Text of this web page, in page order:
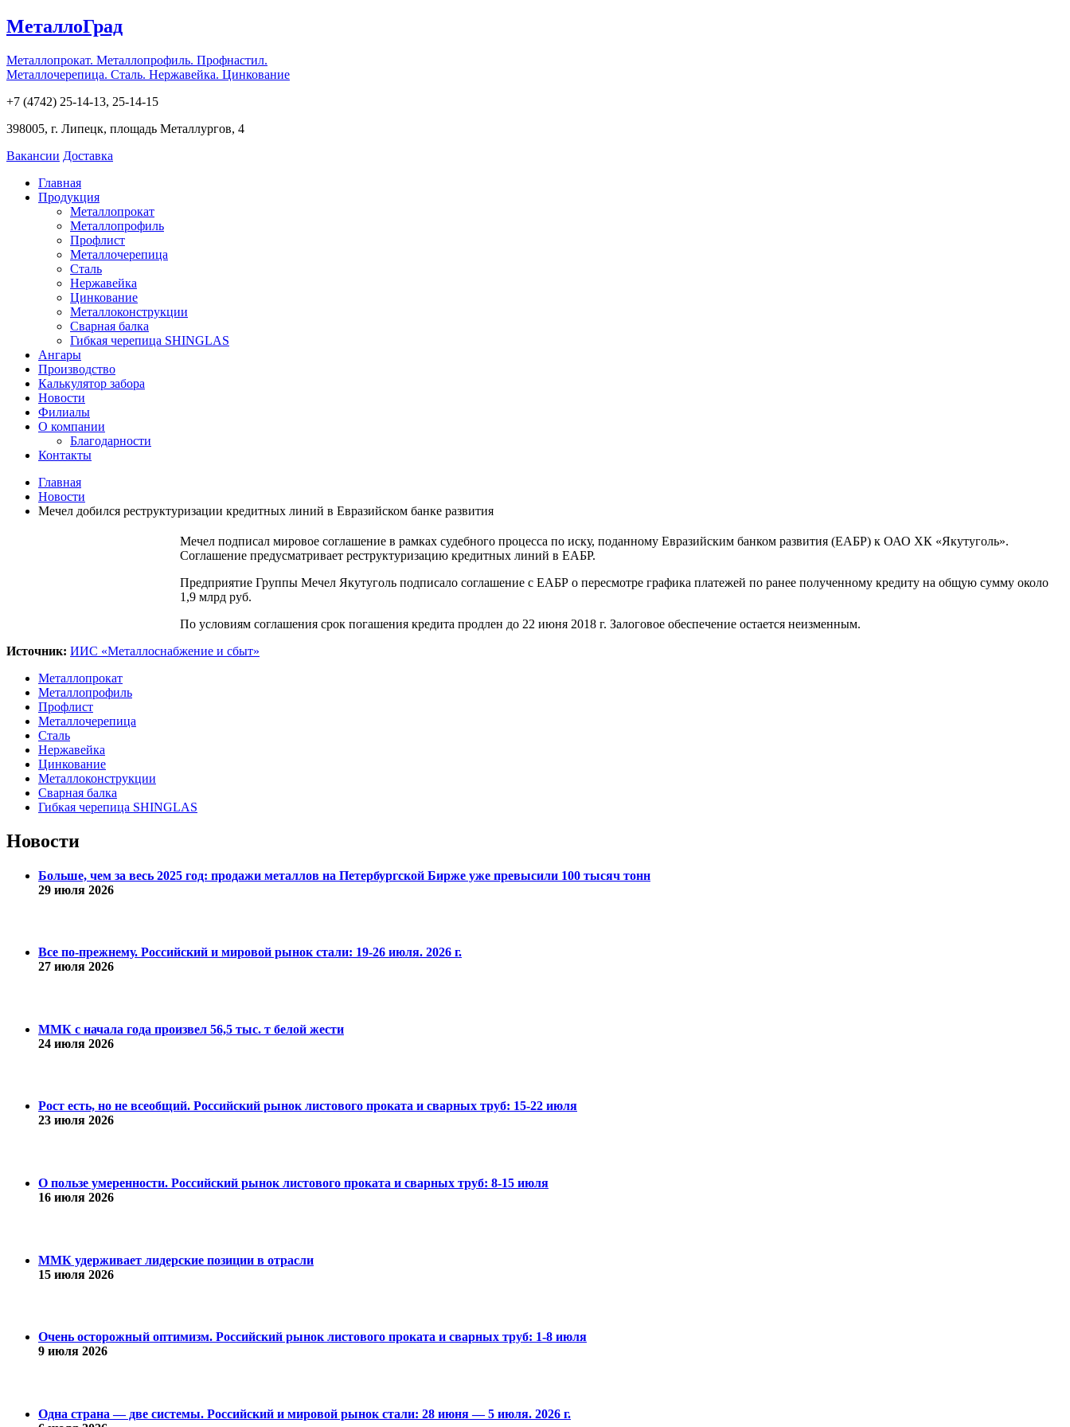
МеталлоГрад
Металлопрокат. Металлопрофиль. Профнастил.
Металлочерепица. Сталь. Нержавейка. Цинкование
+7 (4742) 25-14-13, 25-14-15
398005, г. Липецк, площадь Металлургов, 4
Вакансии Доставка
Главная
Продукция
Металлопрокат
Металлопрофиль
Профлист
Металлочерепица
Сталь
Нержавейка
Цинкование
Металлоконструкции
Сварная балка
Гибкая черепица SHINGLAS
Ангары
Производство
Калькулятор забора
Новости
Филиалы
О компании
Благодарности
Контакты
Главная
Новости
Мечел добился реструктуризации кредитных линий в Евразийском банке развития
Мечел подписал мировое соглашение в рамках судебного процесса по иску, поданному Евразийским банком развития (ЕАБР) к ОАО ХК «Якутуголь».
Соглашение предусматривает реструктуризацию кредитных линий в ЕАБР.
Предприятие Группы Мечел Якутуголь подписало соглашение с ЕАБР о пересмотре графика платежей по ранее полученному кредиту на общую сумму около
1,9 млрд руб.
По условиям соглашения срок погашения кредита продлен до 22 июня 2018 г. Залоговое обеспечение остается неизменным.
Источник: ИИС «Металлоснабжение и сбыт»
Металлопрокат
Металлопрофиль
Профлист
Металлочерепица
Сталь
Нержавейка
Цинкование
Металлоконструкции
Сварная балка
Гибкая черепица SHINGLAS
Новости
Больше, чем за весь 2025 год: продажи металлов на Петербургской Бирже уже превысили 100 тысяч тонн
29 июля 2026
Все по-прежнему. Российский и мировой рынок стали: 19-26 июля. 2026 г.
27 июля 2026
ММК с начала года произвел 56,5 тыс. т белой жести
24 июля 2026
Рост есть, но не всеобщий. Российский рынок листового проката и сварных труб: 15-22 июля
23 июля 2026
О пользе умеренности. Российский рынок листового проката и сварных труб: 8-15 июля
16 июля 2026
ММК удерживает лидерские позиции в отрасли
15 июля 2026
Очень осторожный оптимизм. Российский рынок листового проката и сварных труб: 1-8 июля
9 июля 2026
Одна страна — две системы. Российский и мировой рынок стали: 28 июня — 5 июля. 2026 г.